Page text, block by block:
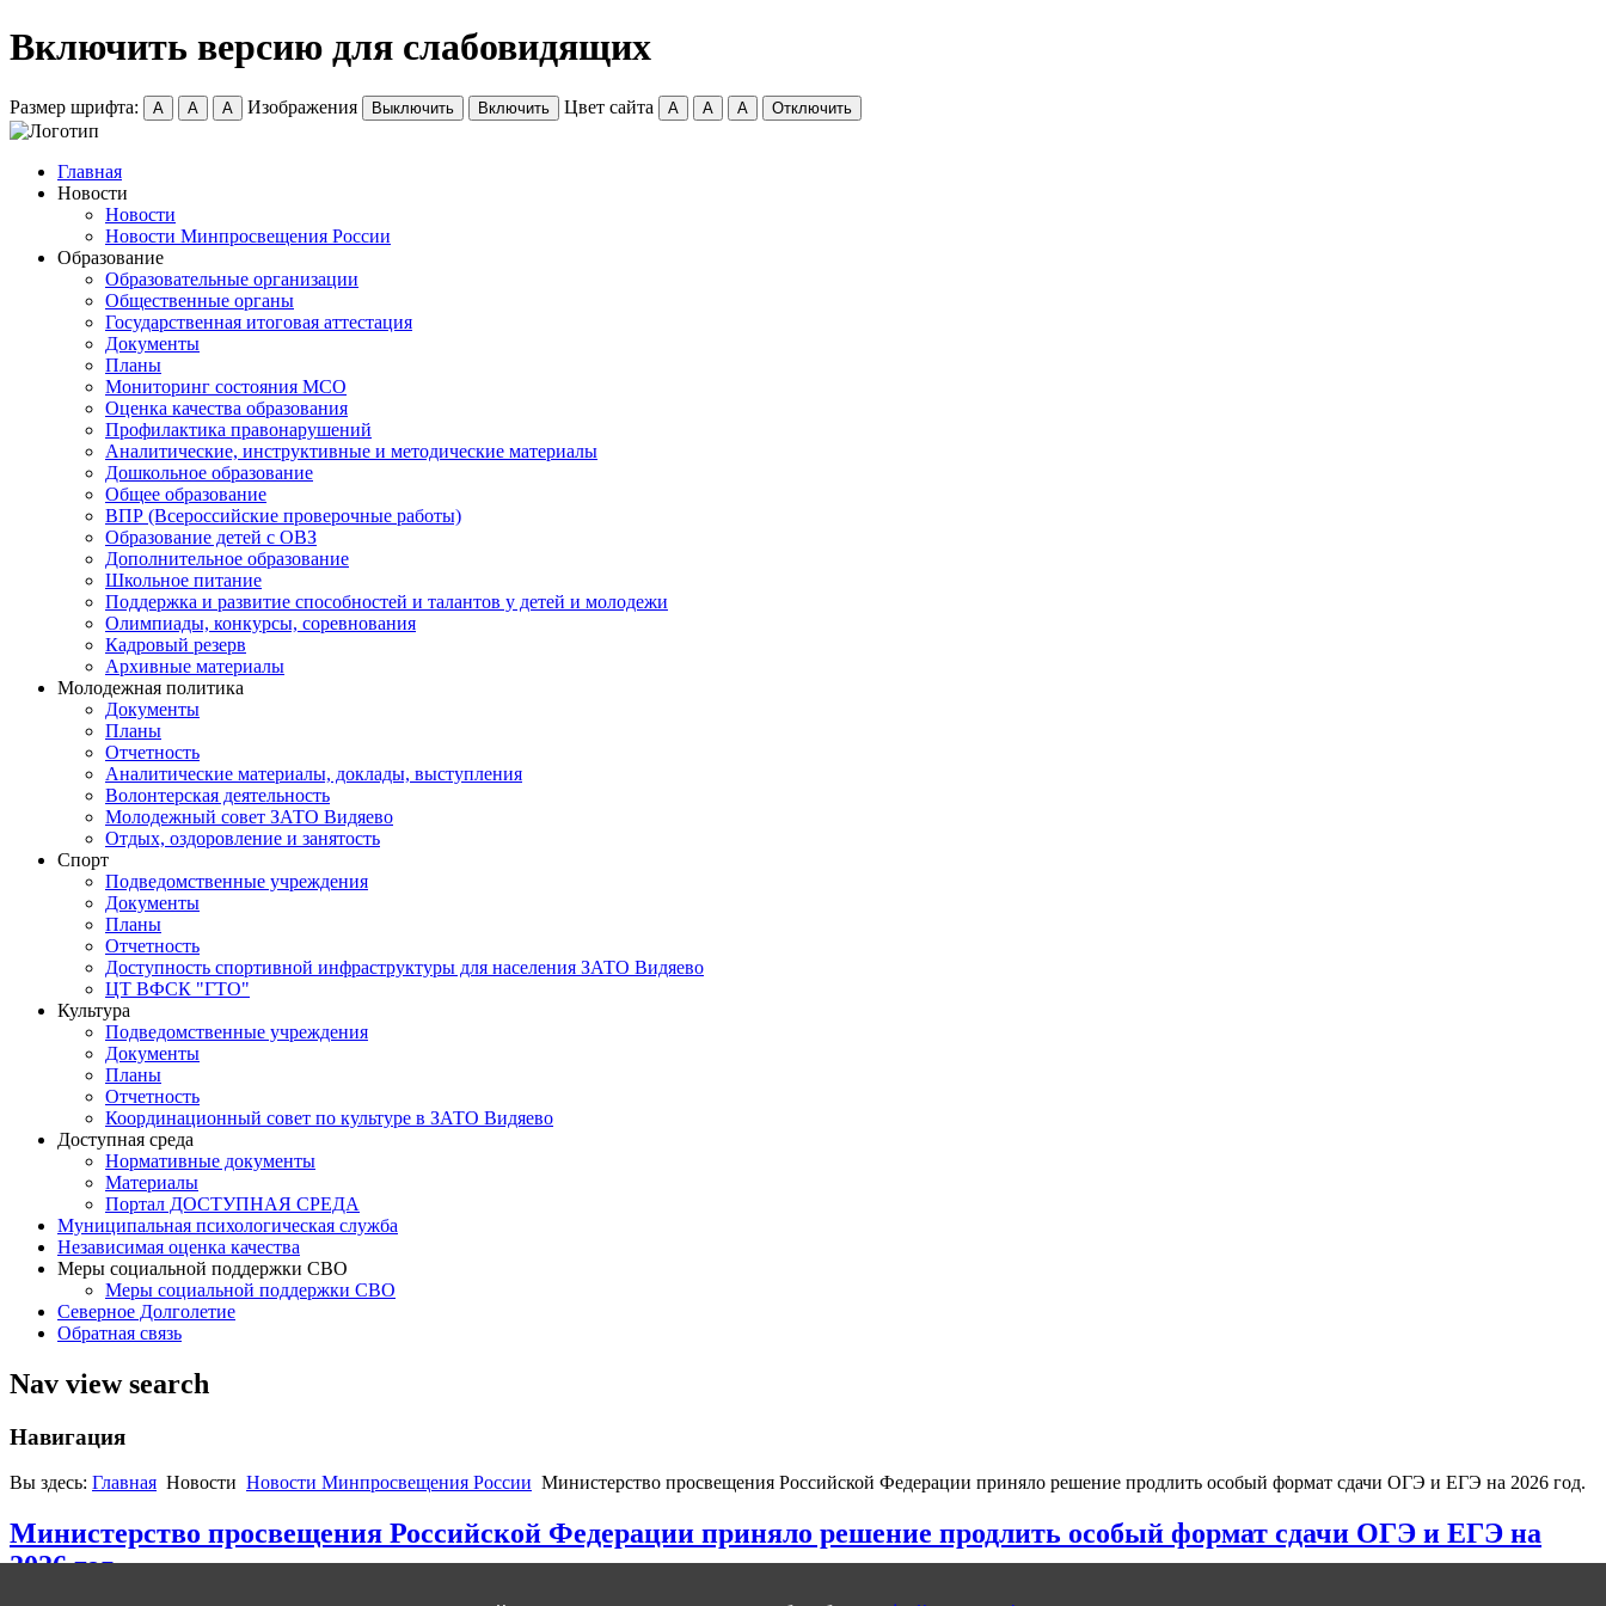
Включить версию для слабовидящих
Размер шрифта: A A A Изображения Выключить Включить Цвет сайта A A A Отключить
Главная
Новости
Новости
Новости Минпросвещения России
Образование
Образовательные организации
Общественные органы
Государственная итоговая аттестация
Документы
Планы
Мониторинг состояния МСО
Оценка качества образования
Профилактика правонарушений
Аналитические, инструктивные и методические материалы
Дошкольное образование
Общее образование
ВПР (Всероссийские проверочные работы)
Образование детей с ОВЗ
Дополнительное образование
Школьное питание
Поддержка и развитие способностей и талантов у детей и молодежи
Олимпиады, конкурсы, соревнования
Кадровый резерв
Архивные материалы
Молодежная политика
Документы
Планы
Отчетность
Аналитические материалы, доклады, выступления
Волонтерская деятельность
Молодежный совет ЗАТО Видяево
Отдых, оздоровление и занятость
Спорт
Подведомственные учреждения
Документы
Планы
Отчетность
Доступность спортивной инфраструктуры для населения ЗАТО Видяево
ЦТ ВФСК "ГТО"
Культура
Подведомственные учреждения
Документы
Планы
Отчетность
Координационный совет по культуре в ЗАТО Видяево
Доступная среда
Нормативные документы
Материалы
Портал ДОСТУПНАЯ СРЕДА
Муниципальная психологическая служба
Независимая оценка качества
Меры социальной поддержки СВО
Меры социальной поддержки СВО
Северное Долголетие
Обратная связь
Nav view search
Навигация
Вы здесь: Главная Новости Новости Минпросвещения России Министерство просвещения Российской Федерации приняло решение продлить особый формат сдачи ОГЭ и ЕГЭ на 2026 год.
Министерство просвещения Российской Федерации приняло решение продлить особый формат сдачи ОГЭ и ЕГЭ на
2026 год.